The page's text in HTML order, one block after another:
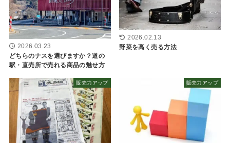
2026.03.23
どちらのナスを選びますか？道の
駅・直売所で売れる商品の魅せ方
2026.02.13
野菜を高く売る方法
販売力アップ 販売力アップ